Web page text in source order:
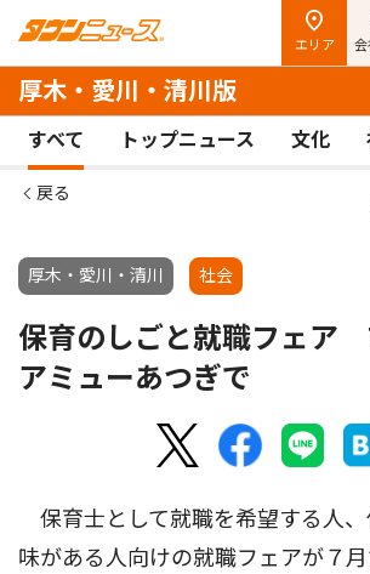
エリア 会
厚木・愛川・清川版
すべて トップニュース 文化
戻る
厚木・愛川・清川 社会
保育のしごと就職フェ
アミューあつぎで
保育士として就職を希望する人
味がある人向けの就職フェアが７